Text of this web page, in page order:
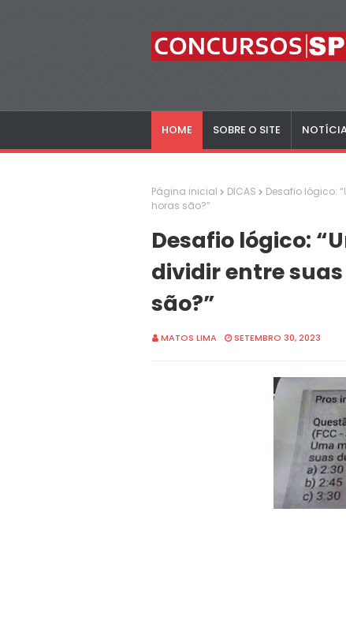
HOME SOBRE O SITE
Página inicial DICAS
Desafio lógico:
horas são?”
Desafio lógico:
dividir entre
são?”
MATOS LIMA SETEMBRO 30, 2023